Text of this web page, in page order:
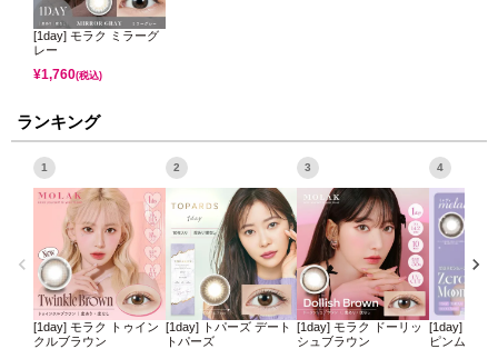
[1day] モラク ミラーグ
レー
¥1,760(税込)
ランキング
1
[1day] モラク トゥイン
クルブラウン
2
[1day] トパーズ デート
トパーズ
3
[1day] モラク ドーリッ
シュブラウン
4
[1day] ミレ
ピンムーン